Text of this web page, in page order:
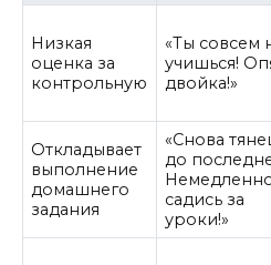
Низкая
оценка за
контрольную
«Ты совсем
учишься!
двойка!»
Откладывает
выполнение
домашнего
задания
«Снова
до
садись за
уроки!»